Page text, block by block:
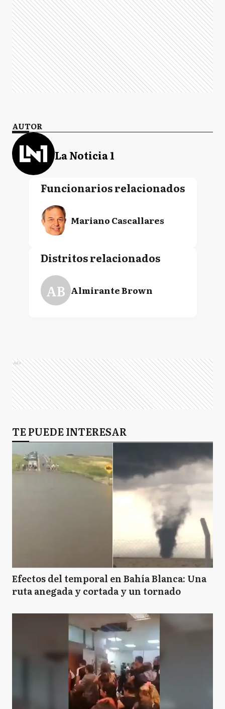
AUTOR
La Noticia 1
Funcionarios relacionados
Mariano Cascallares
Distritos relacionados
AB Almirante Brown
Ads
TE PUEDE INTERESAR
Efectos del temporal en Bahía Blanca: Una
ruta anegada y cortada y un tornado